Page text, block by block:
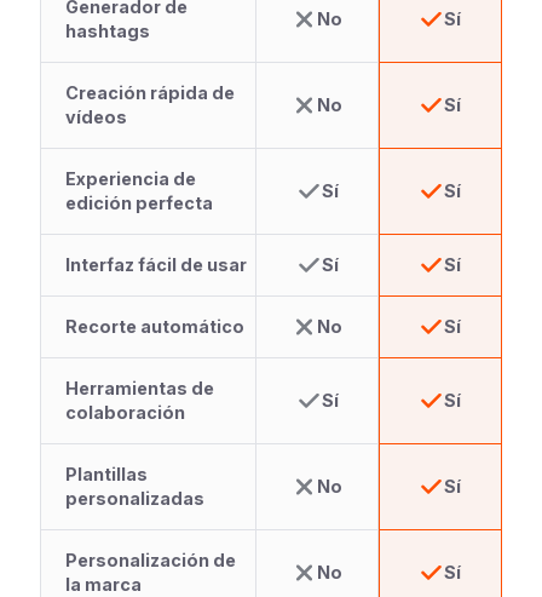
Generador de
hashtags
No Sí
Creación rápida de
vídeos
No Sí
Experiencia de
edición perfecta
Sí Sí
Interfaz fácil de usar Sí Sí
Recorte automático No Sí
Herramientas de
colaboración
Sí Sí
Plantillas
personalizadas
No Sí
Personalización de
la marca
No Sí